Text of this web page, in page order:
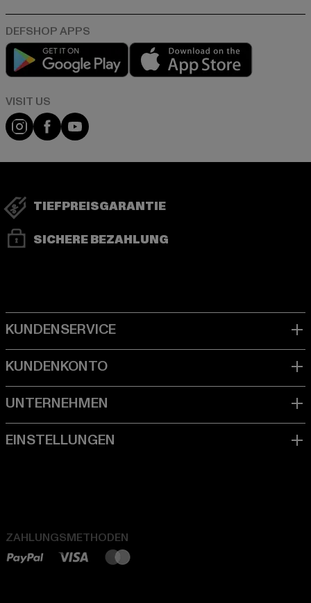
Play market
Visit our Instagram page:
Visit our Facebook page:
Visit our YouTube channel:
TIEFPREISGARANTIE
SICHERE BEZAHLUNG
ZAHLUNGSMETHODEN